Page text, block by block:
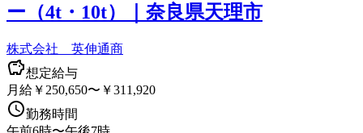
ー（4t・10t）｜奈良県天理市
株式会社 英伸通商
想定給与
月給￥250,650〜￥311,920
勤務時間